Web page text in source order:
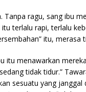
Tanpa ragu, sang ibu
terlalu rapi, terlalu
itu, merasa
itu menawarkan
tidak tidur.”
sesuatu yang